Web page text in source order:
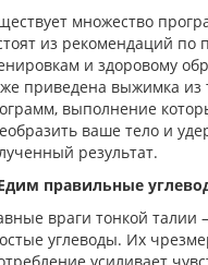
множество
из рекомендаций по
и здоровому
приведена выжимка из
выполнение
ваше тело и
результат.
правильные
враги тонкой талии
углеводы. Их